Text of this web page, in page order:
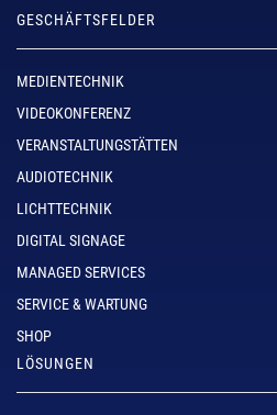
GESCHÄFTSFELDER
MEDIENTECHNIK
VIDEOKONFERENZ
VERANSTALTUNGSTÄTTEN
AUDIOTECHNIK
LICHTTECHNIK
DIGITAL SIGNAGE
MANAGED SERVICES
SERVICE & WARTUNG
SHOP
LÖSUNGEN